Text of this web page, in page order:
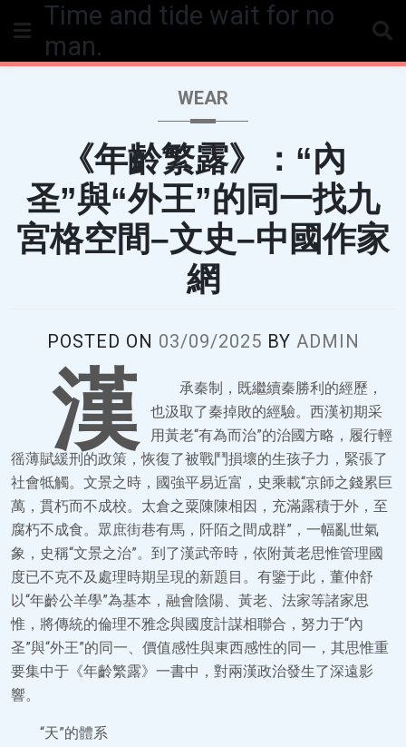
Time and tide wait for no
man.
WEAR
《年齡繁露》：“內
圣”與“外王”的同一找九
宮格空間–文史–中國作家
網
POSTED ON 03/09/2025 BY ADMIN
漢
承秦制，既繼續秦勝利的經歷，
也汲取了秦掉敗的經驗。西漢初期采
用黃老“有為而治”的治國方略，履行輕
徭薄賦緩刑的政策，恢復了被戰鬥損壞的生孩子力，緊張了
社會牴觸。文景之時，國強平易近富，史乘載“京師之錢累巨
萬，貫朽而不成校。太倉之粟陳陳相因，充滿露積于外，至
腐朽不成食。眾庶街巷有馬，阡陌之間成群”，一幅亂世氣
象，史稱“文景之治”。到了漢武帝時，依附黃老思惟管理國
度已不克不及處理時期呈現的新題目。有鑒于此，董仲舒
以“年齡公羊學”為基本，融會陰陽、黃老、法家等諸家思
惟，將傳統的倫理不雅念與國度計謀相聯合，努力于“內
圣”與“外王”的同一、價值感性與東西感性的同一，其思惟重
要集中于《年齡繁露》一書中，對兩漢政治發生了深遠影
響。
“天”的體系